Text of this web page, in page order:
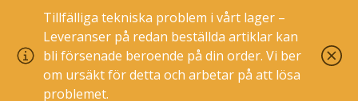
Tillfälliga tekniska problem i vårt lager –
Leveranser på redan beställda artiklar kan
bli försenade beroende på din order. Vi ber
om ursäkt för detta och arbetar på att lösa
problemet.